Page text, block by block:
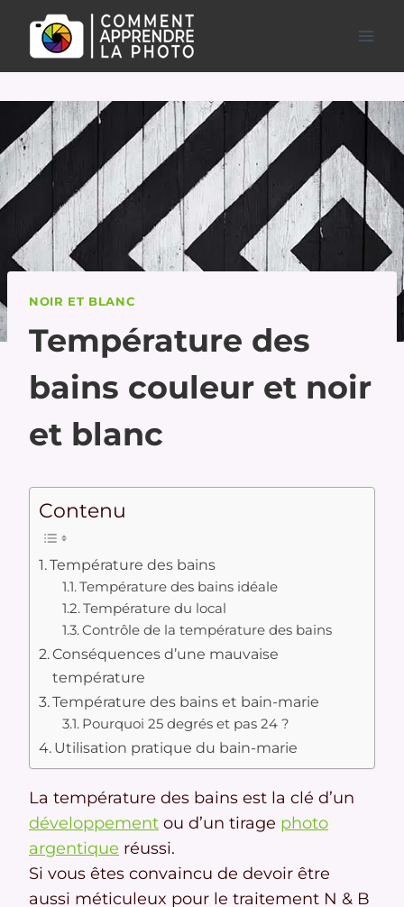
contenu
NOIR ET BLANC
Température des
bains couleur et noir
et blanc
Contenu
Température des bains
Température des bains idéale
Température du local
Contrôle de la température des bains
Conséquences d’une mauvaise
température
Température des bains et bain-marie
Pourquoi 25 degrés et pas 24 ?
Utilisation pratique du bain-marie
La température des bains est la clé d’un
développement ou d’un tirage photo
argentique réussi.
Si vous êtes convaincu de devoir être
aussi méticuleux pour le traitement N & B